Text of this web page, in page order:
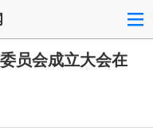
员会成立大会在